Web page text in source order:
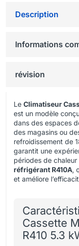
Description
Informations
révision
Le Climatiseur
est un modèle
dans des espaces
des magasins ou
refroidissement de
garantit une
périodes de
réfrigérant R410A,
et améliore
Cassette
R410 5.3